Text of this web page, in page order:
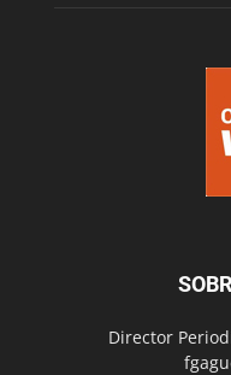
Director